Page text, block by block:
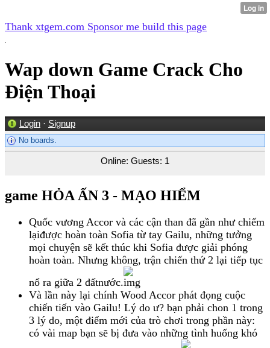
Thank xtgem.com Sponsor me build this page
Wap down Game Crack Cho
Điện Thoại
Login · Signup
No boards.
Online: Guests: 1
game HỎA ẤN 3 - MẠO HIỂM
Quốc vương Accor và các cận than đã gần như chiếm
lạiđược hoàn toàn Sofia từ tay Gailu, những tưởng
mọi chuyện sẽ kết thúc khi Sofia được giải phóng
hoàn toàn. Nhưng không, trận chiến thứ 2 lại tiếp tục
nổ ra giữa 2 đấtnước.
Và lần này lại chính Wood Accor phát đọng cuộc
chiến tiến vào Gailu! Lý do ư? bạn phải chon 1 trong
3 lý do, một điểm mới của trò chơi trong phần này:
có vài map bạn sẽ bị đưa vào những tình huống khó